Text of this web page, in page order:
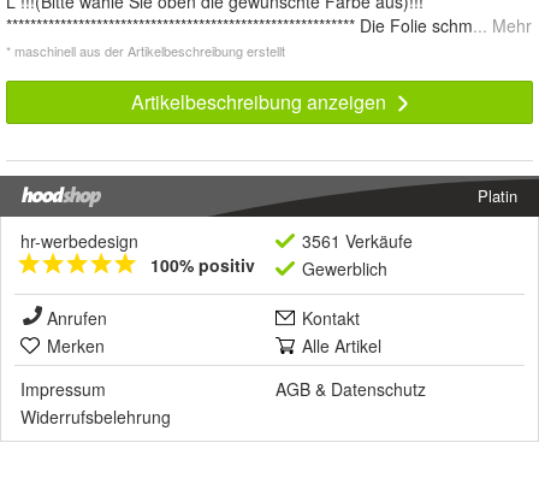
********************************************************** Die Folie schm... Mehr
* maschinell aus der Artikelbeschreibung erstellt
Artikelbeschreibung anzeigen
Platin
hr-werbedesign
100% positiv
3561 Verkäufe
Gewerblich
Anrufen
Kontakt
Merken
Alle Artikel
Impressum
AGB & Datenschutz
Widerrufsbelehrung